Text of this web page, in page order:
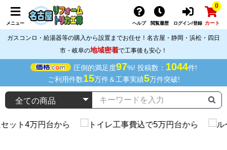
メニュー ヘルプ 閲覧履歴 ログイン/登録
0
カート
ガスコンロ・給湯器等の購入から設置までお任せ！名古屋・静岡・浜松・四日
市・岐阜の地域密着で工事後も安心！
圧倒的満足度97%! 投稿数： 1044件!
ご利用件数15万件＆工事実績5万件突破!